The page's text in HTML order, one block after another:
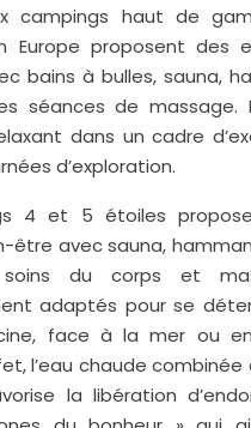
campings haut de
Europe proposent des
bains à bulles, sauna,
séances de massage.
dans un cadre
d’exploration.
4 et 5 étoiles
être avec sauna,
du corps et
adaptés pour se
face à la mer ou
l’eau chaude combinée
la libération